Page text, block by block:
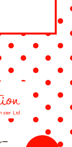
Ltd.
ー